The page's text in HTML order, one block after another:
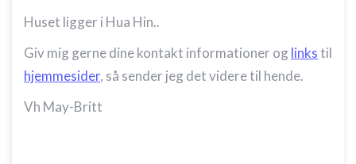
Huset ligger i Hua Hin..
Giv mig gerne dine kontakt informationer og linkstil
hjemmesider, så sender jeg det videre til hende.
Vh May-Britt